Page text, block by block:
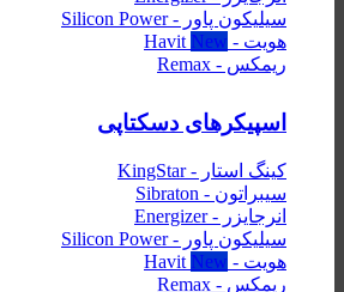
سیلیکون پاور - Silicon Power
هویت - Havit
ریمکس - Remax
اسپیکرهای دسکتاپی
کینگ استار - KingStar
سیبراتون - Sibraton
انرجایزر - Energizer
سیلیکون پاور - Silicon Power
هویت - Havit
ریمکس - Remax